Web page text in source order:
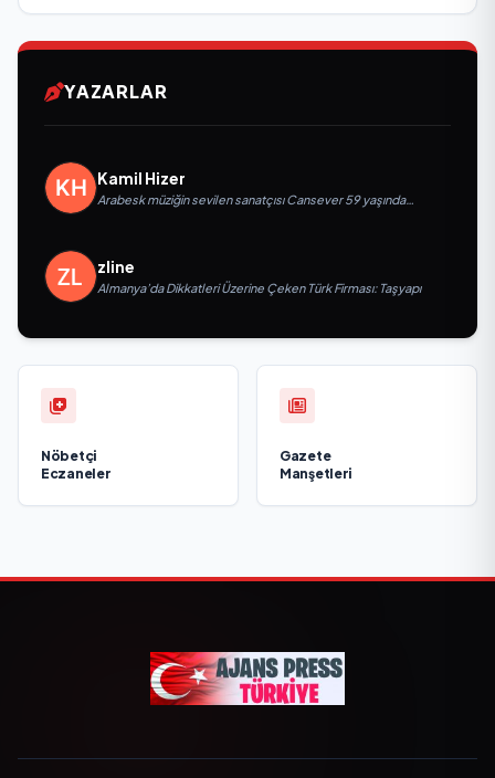
YAZARLAR
Kamil Hizer
Arabesk müziğin sevilen sanatçısı Cansever 59 yaşında
zline
Almanya’da Dikkatleri Üzerine Çeken Türk Firması: Taşyapı
Nöbetçi
Eczaneler
Gazete
Manşetleri